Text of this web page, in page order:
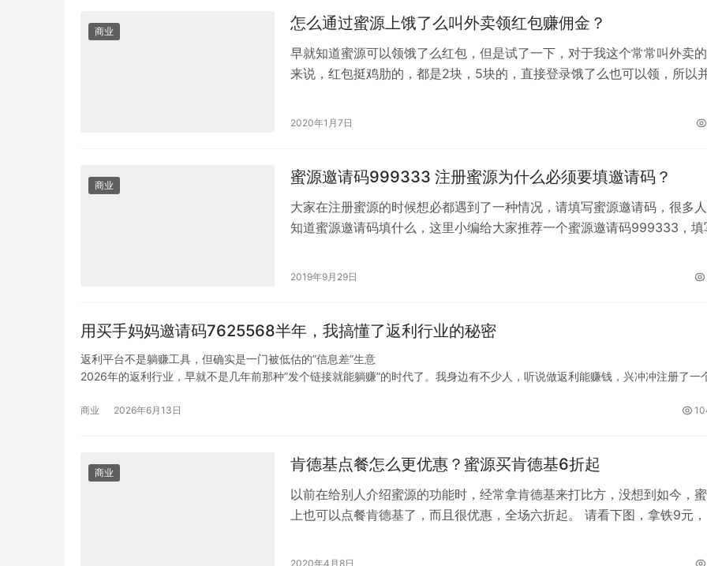
商业 怎么通过蜜源上饿了么叫外卖领红包赚佣金？
早就知道蜜源可以领饿了么红包，但是试了一下，对于我这个常常叫外卖
来说，红包挺鸡肋的，都是2块，5块的，直接登录饿了么也可以领，所以
2020年1月7日
商业 蜜源邀请码999333 注册蜜源为什么必须要填邀请码？
大家在注册蜜源的时候想必都遇到了一种情况，请填写蜜源邀请码，很多
知道蜜源邀请码填什么，这里小编给大家推荐一个蜜源邀请码999333，填
2019年9月29日
用买手妈妈邀请码7625568半年，我搞懂了返利行业的秘密
返利平台不是躺赚工具，但确实是一门被低估的”信息差”生意
2026年的返利行业，早就不是几年前那种”发个链接就能躺赚”的时代了。我身边有不少人，听说做返利能赚钱，兴冲冲注册了一
其实不是平台不行，是对这件事的理解从一开始就有偏差。
商业 2026年6月13日
商业 肯德基点餐怎么更优惠？蜜源买肯德基6折起
以前在给别人介绍蜜源的功能时，经常拿肯德基来打比方，没想到如今，
上也可以点餐肯德基了，而且很优惠，全场六折起。 请看下图，拿铁9元
2020年4月8日